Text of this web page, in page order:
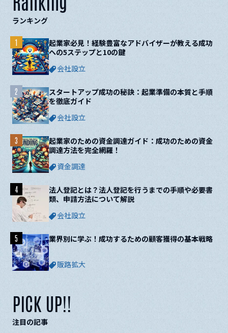
ランキング
起業家必見！経験豊富なアドバイザーが教える成功
への5ステップと10の鍵
会社設立
1
スタートアップ成功の秘訣：起業準備の本質と手順
を徹底ガイド
会社設立
2
起業家のための資金調達ガイド：成功のための資金
調達方法を完全網羅！
資金調達
3
法人登記とは？法人登記を行うまでの手順や必要書
類、申請方法について解説
会社設立
4
業界別に学ぶ！成功するための顧客獲得の基本戦略
販路拡大
5
PICK UP!!
注目の記事